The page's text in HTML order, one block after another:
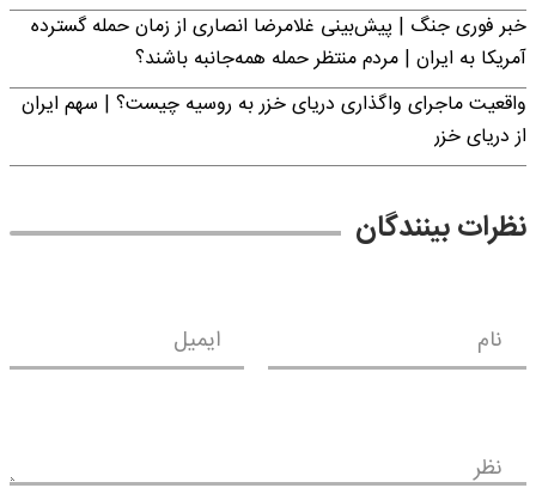
خبر فوری جنگ | پیش‌بینی غلامرضا انصاری از زمان حمله گسترده
آمریکا به ایران | مردم منتظر حمله همه‌جانبه باشند؟
واقعیت ماجرای واگذاری دریای خزر به روسیه چیست؟ | سهم ایران
از دریای خزر
نظرات بینندگان
نام ایمیل
نظر